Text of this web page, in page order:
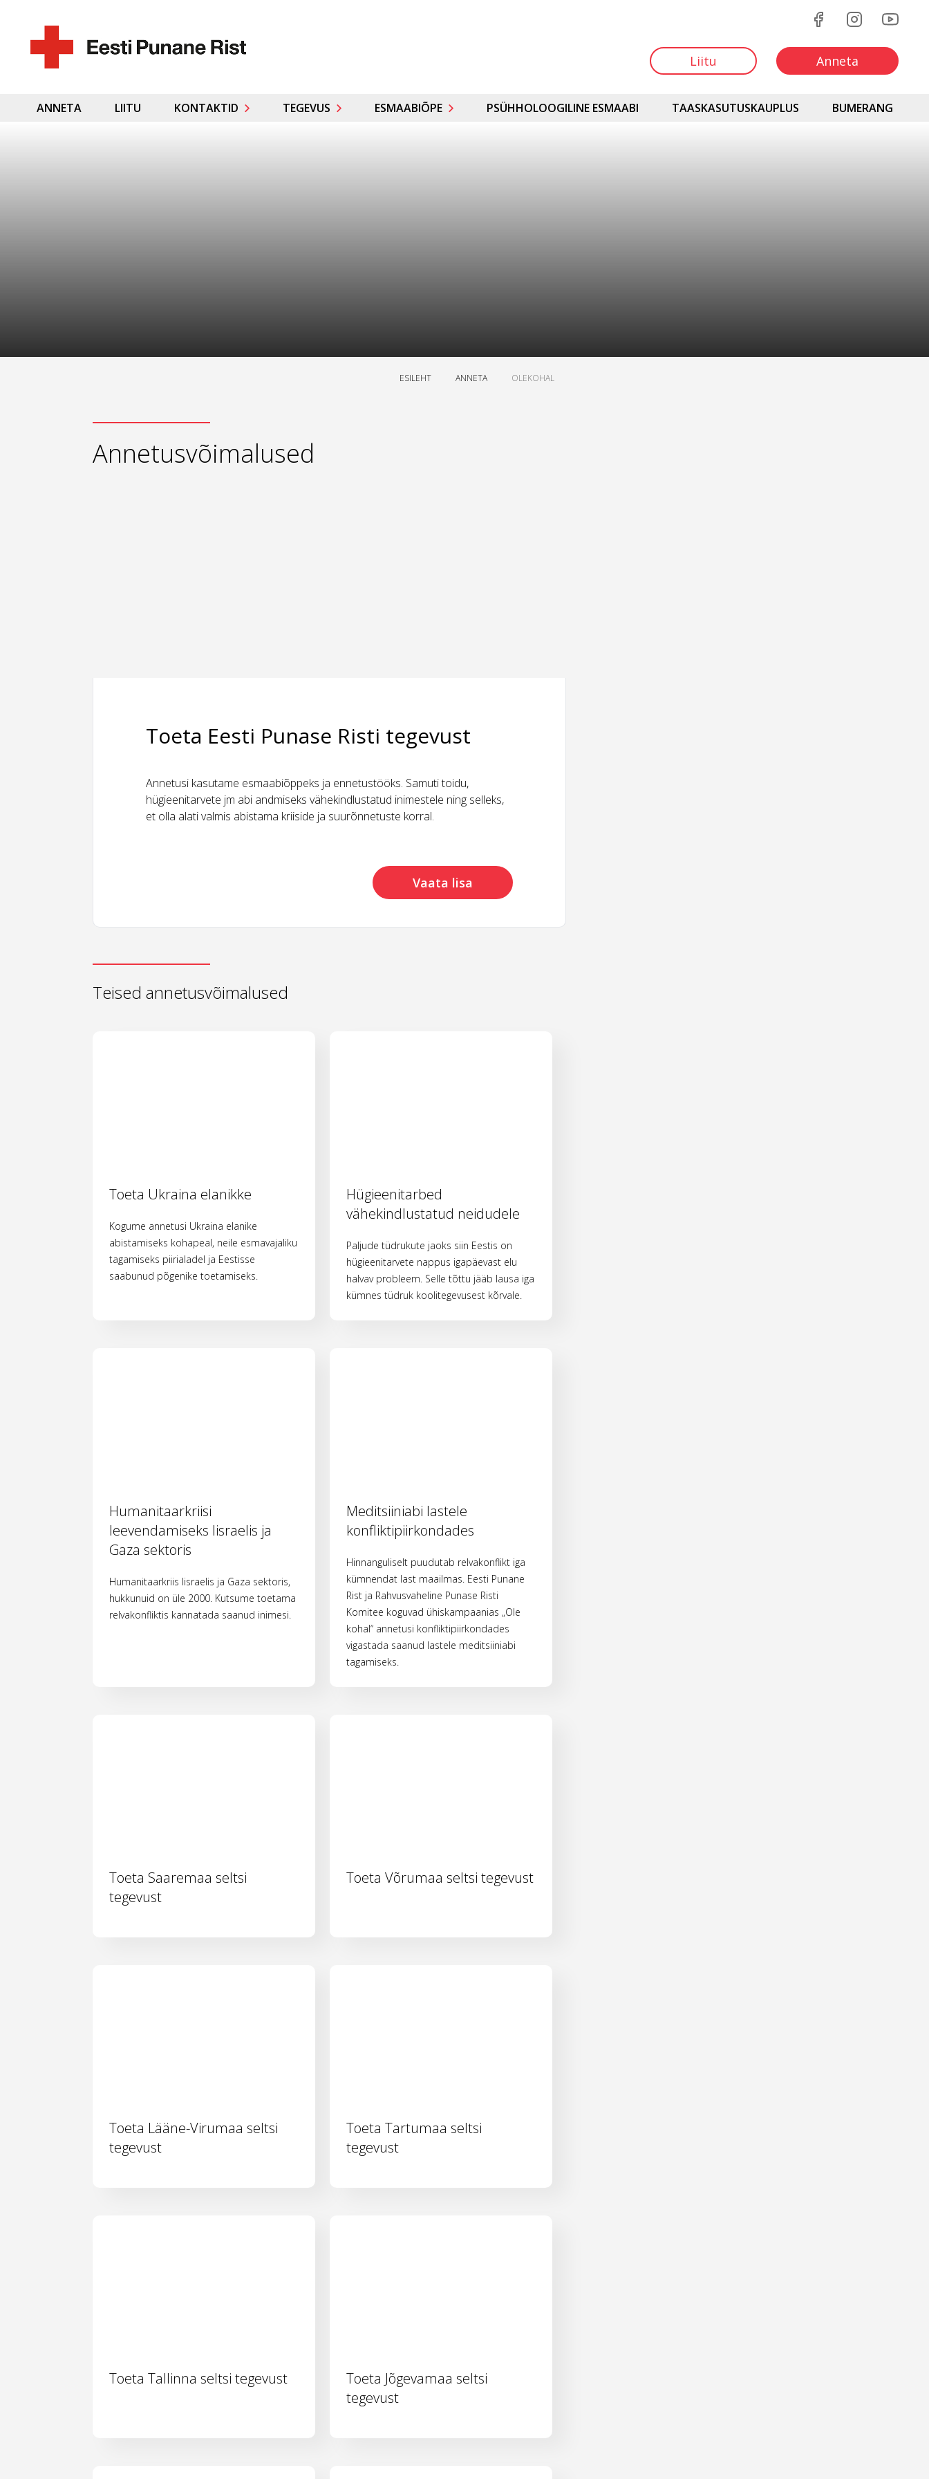
Liitu Anneta
ANNETA LIITU KONTAKTID TEGEVUS ESMAABIÕPE PSÜHHOLOOGILINE ESMAABI TAASKASUTUSKAUPLUS BUMERANG
ESILEHT ANNETA OLEKOHAL
Annetusvõimalused
Toeta Eesti Punase Risti tegevust
Annetusi kasutame esmaabiõppeks ja ennetustööks. Samuti toidu,
hügieenitarvete jm abi andmiseks vähekindlustatud inimestele ning selleks,
et olla alati valmis abistama kriiside ja suurõnnetuste korral.
Vaata lisa
Teised annetusvõimalused
Toeta Ukraina elanikke
Kogume annetusi Ukraina elanike
abistamiseks kohapeal, neile esmavajaliku
tagamiseks piirialadel ja Eestisse
saabunud põgenike toetamiseks.
Hügieenitarbed
vähekindlustatud neidudele
Paljude tüdrukute jaoks siin Eestis on
hügieenitarvete nappus igapäevast elu
halvav probleem. Selle tõttu jääb lausa iga
kümnes tüdruk koolitegevusest kõrvale.
Humanitaarkriisi
leevendamiseks Iisraelis ja
Gaza sektoris
Humanitaarkriis Iisraelis ja Gaza sektoris,
hukkunuid on üle 2000. Kutsume toetama
relvakonfliktis kannatada saanud inimesi.
Meditsiiniabi lastele
konfliktipiirkondades
Hinnanguliselt puudutab relvakonflikt iga
kümnendat last maailmas. Eesti Punane
Rist ja Rahvusvaheline Punase Risti
Komitee koguvad ühiskampaanias „Ole
kohal“ annetusi konfliktipiirkondades
vigastada saanud lastele meditsiiniabi
tagamiseks.
Toeta Saaremaa seltsi
tegevust
Toeta Võrumaa seltsi tegevust
Toeta Lääne-Virumaa seltsi
tegevust
Toeta Tartumaa seltsi
tegevust
Toeta Tallinna seltsi tegevust
Toeta Jõgevamaa seltsi
tegevust